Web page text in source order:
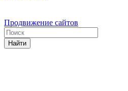
Продвижение сайтов
Найти